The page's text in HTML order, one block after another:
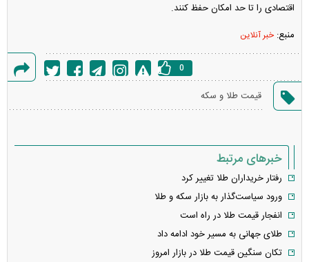
اقتصادی را تا حد امکان حفظ کنند.
منبع: خبر آنلاین
خطا
0
قیمت طلا و سکه
خبرهای مرتبط
رفتار خریداران طلا تغییر کرد
ورود سیاست‌گذار به بازار سکه و طلا
انفجار قیمت طلا در راه است
طلای جهانی به مسیر خود ادامه داد
تکان سنگین قیمت طلا در بازار امروز